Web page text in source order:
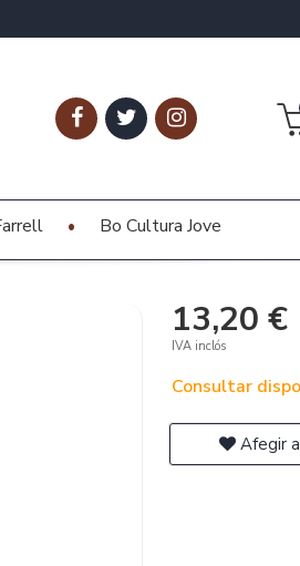
Bo Cultura Jove
13,20 €
IVA inclós
Consultar
Afegir